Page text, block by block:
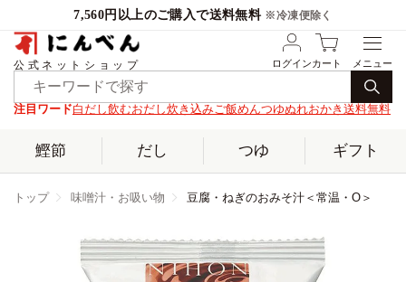
7,560円以上のご購入で送料無料 ※冷凍便除く
公式ネットショップ ログインカート
注目ワード白だし飲むおだし炊き込みご飯めんつゆぬれおかき 送料無料
鰹節 だし つゆ ギフト
トップ 味噌汁・お吸い物 豆腐・ねぎのおみそ汁＜常温・O＞